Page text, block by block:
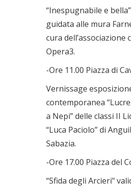
“Inespugnabile e
guidata alle mura
cura dell’associazione
Opera3.
-Ore 11.00 Piazza di
Vernissage
contemporanea
a Nepi” delle classi II
“Luca Paciolo” di
Sabazia.
-Ore 17.00 Piazza del
“Sfida degli Arcieri"